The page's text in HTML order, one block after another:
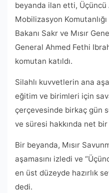
beyanda ilan etti, Üçüncü
Mobilizasyon
Bakanı Sakr ve Mısır
General Ahmed Fethi
komutan katıldı.
Silahlı kuvvetlerin ana
eğitim ve birimleri için
çerçevesinde birkaç gün
ve süresi hakkında net
Bir beyanda, Mısır
aşamasını izledi ve
en üst düzeyde hazırlık
dedi.